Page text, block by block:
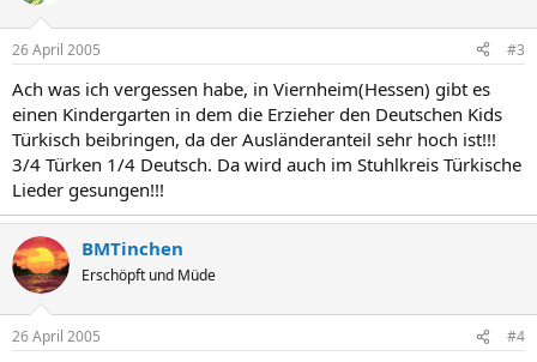
26 April 2005 #3
Ach was ich vergessen habe, in Viernheim(Hessen) gibt es
einen Kindergarten in dem die Erzieher den Deutschen Kids
Türkisch beibringen, da der Ausländeranteil sehr hoch ist!!!
3/4 Türken 1/4 Deutsch. Da wird auch im Stuhlkreis Türkische
Lieder gesungen!!!
BMTinchen
Erschöpft und Müde
26 April 2005 #4